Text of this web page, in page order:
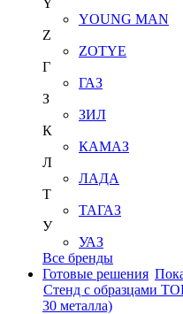
YOUNG MAN
Z
ZOTYE
Г
ГАЗ
З
ЗИЛ
К
КАМАЗ
Л
ЛАДА
Т
ТАГАЗ
У
УАЗ
Все бренды
Готовые решения
Стенд с образцами
30 металла)